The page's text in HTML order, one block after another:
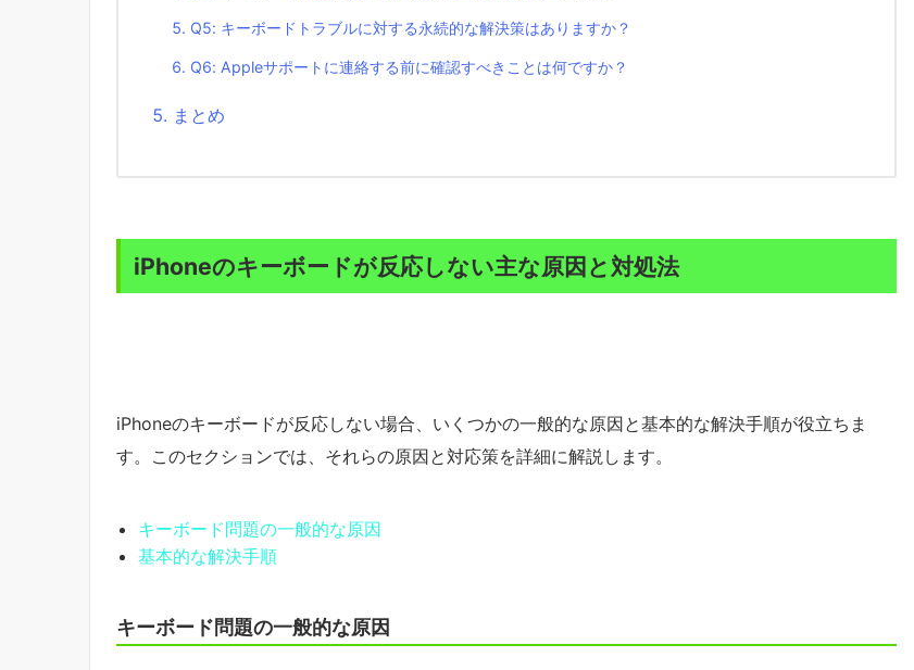
Q5: キーボードトラブルに対する永続的な解決策はありますか？
Q6: Appleサポートに連絡する前に確認すべきことは何ですか？
まとめ
iPhoneのキーボードが反応しない主な原因と対処法
iPhoneのキーボードが反応しない場合、いくつかの一般的な原因と基本的な解決手順が役立ちま
す。このセクションでは、それらの原因と対応策を詳細に解説します。
キーボード問題の一般的な原因
基本的な解決手順
キーボード問題の一般的な原因